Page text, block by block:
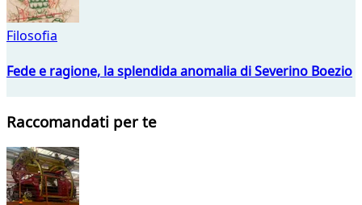
Filosofia
Fede e ragione, la splendida anomalia di Severino Boezio
Raccomandati per te